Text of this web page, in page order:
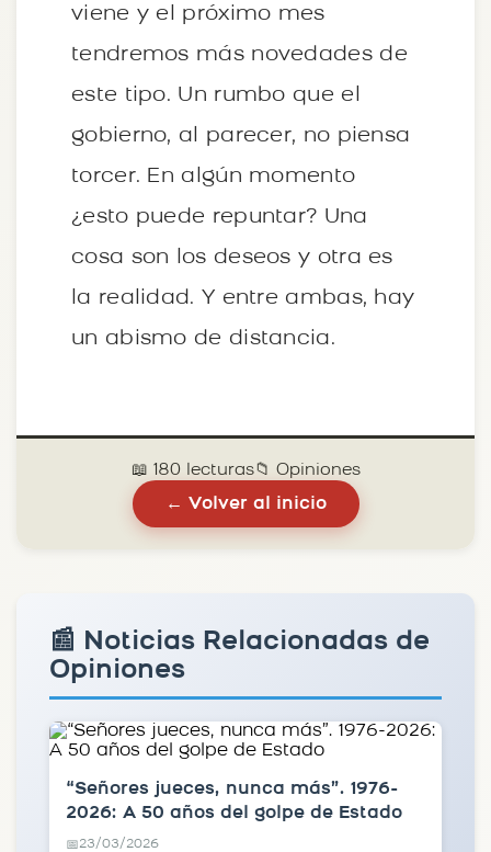
viene y el próximo mes
tendremos más novedades de
este tipo. Un rumbo que el
gobierno, al parecer, no piensa
torcer. En algún momento
¿esto puede repuntar? Una
cosa son los deseos y otra es
la realidad. Y entre ambas, hay
un abismo de distancia.
📖 180 lecturas📁 Opiniones
← Volver al inicio
📰 Noticias Relacionadas de
Opiniones
“Señores jueces, nunca más”. 1976-
2026: A 50 años del golpe de Estado
📅23/03/2026